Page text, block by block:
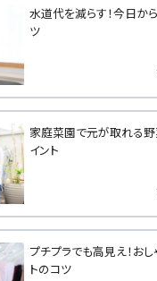
水道代を減らす！今日か
ツ
家庭菜園で元が取れる野
イント
プチプラでも高見え！お
トのコツ